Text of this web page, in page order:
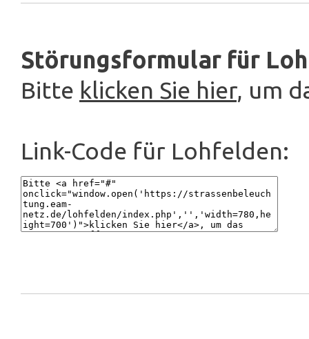
Störungsformular für
Bitte klicken Sie hier, um
Link-Code für Lohfelden: